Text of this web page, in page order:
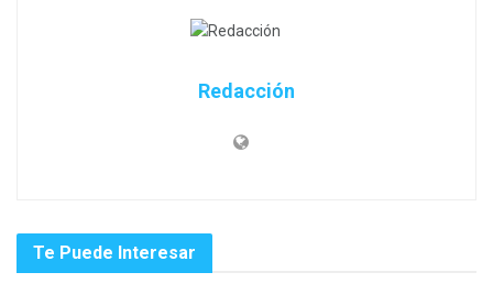
Redacción
Te Puede Interesar